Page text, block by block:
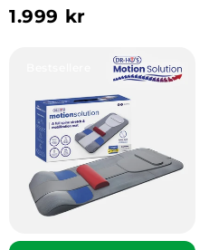
1.999 kr
Vis DR-HO's MotionSolution